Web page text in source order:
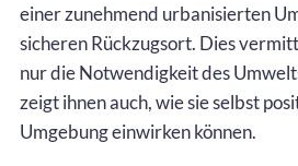
einer zunehmend urbanisierten
sicheren Rückzugsort. Dies
nur die Notwendigkeit des
zeigt ihnen auch, wie sie selbst
Umgebung einwirken können.